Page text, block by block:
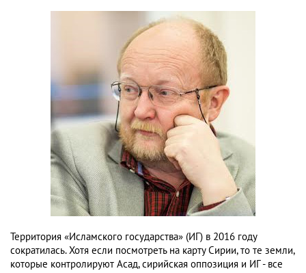
Территория «Исламского государства» (ИГ) в 2016 году
сократилась. Хотя если посмотреть на карту Сирии, то те земли,
которые контролируют Асад, сирийская оппозиция и ИГ - все